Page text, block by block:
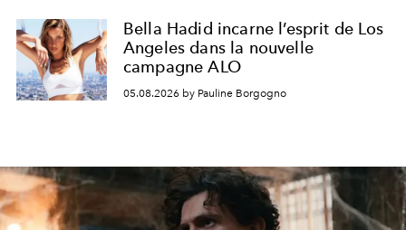
Bella Hadid incarne l’esprit de Los
Angeles dans la nouvelle
campagne ALO
05.08.2026 by Pauline Borgogno